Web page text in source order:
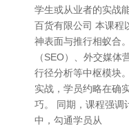
学生或从业者的实战
百货有限公司 本课程
神表面与推行相蚁合
（SEO）、外交媒
行径分析等中枢模块
实战，学员约略在确
巧。 同期，课程强调
中，勾通学员从